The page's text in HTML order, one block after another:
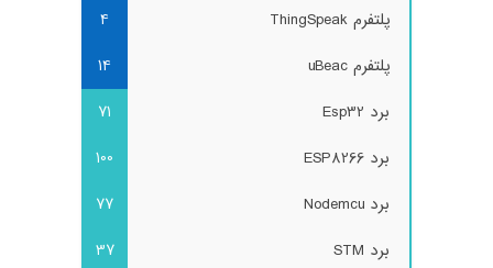
پلتفرم ThingSpeak
4
پلتفرم uBeac
14
برد Esp32
71
برد ESP8266
100
برد Nodemcu
77
برد STM
37